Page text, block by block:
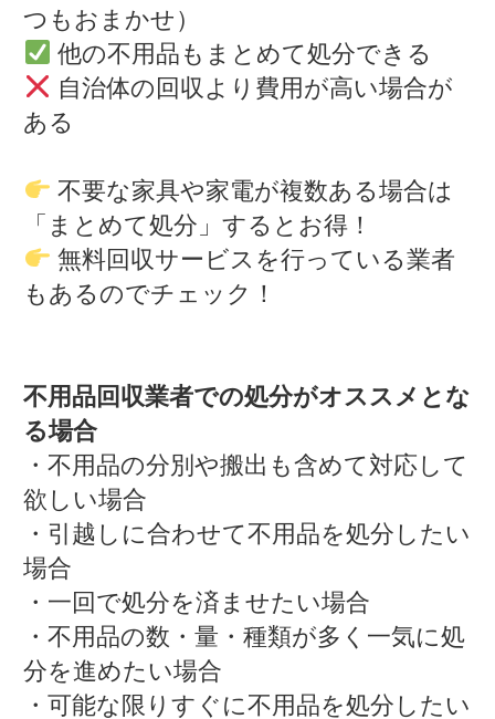
つもおまかせ）
他の不用品もまとめて処分できる
自治体の回収より費用が高い場合が
ある
不要な家具や家電が複数ある場合は
「まとめて処分」するとお得！
無料回収サービスを行っている業者
もあるのでチェック！
不用品回収業者での処分がオススメとな
る場合
・不用品の分別や搬出も含めて対応して
欲しい場合
・引越しに合わせて不用品を処分したい
場合
・一回で処分を済ませたい場合
・不用品の数・量・種類が多く一気に処
分を進めたい場合
・可能な限りすぐに不用品を処分したい